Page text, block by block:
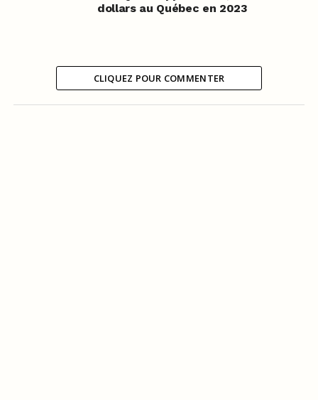
dollars au Québec en 2023
CLIQUEZ POUR COMMENTER